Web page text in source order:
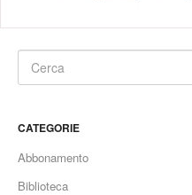
CATEGORIE
Abbonamento
Biblioteca